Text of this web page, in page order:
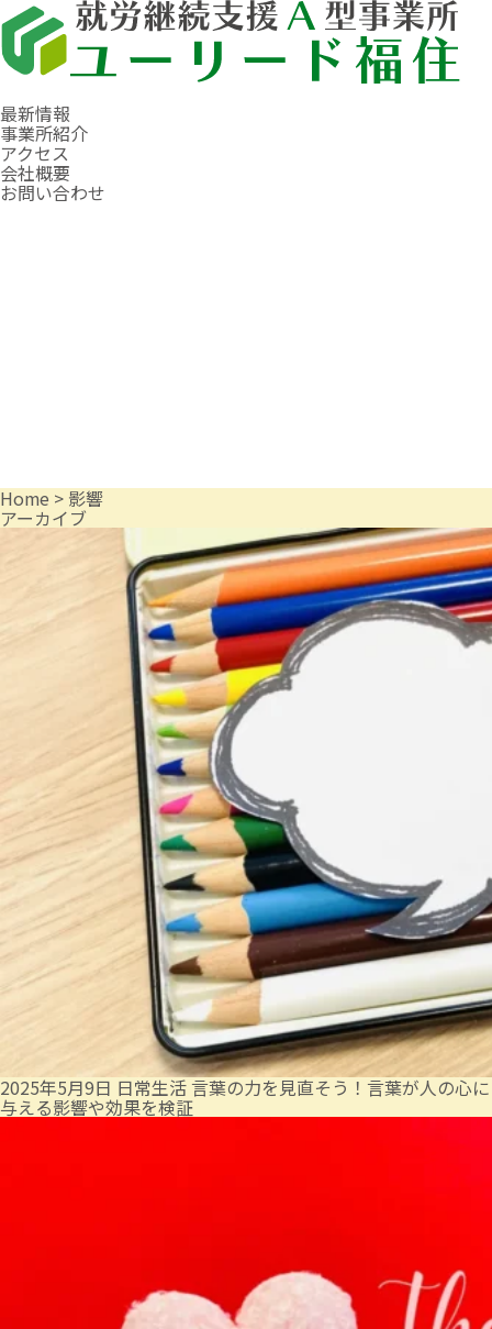
最新情報
事業所紹介
アクセス
会社概要
お問い合わせ
Home > 影響
アーカイブ
2025年5月9日 日常生活言葉の力を見直そう！言葉が人の心に
与える影響や効果を検証